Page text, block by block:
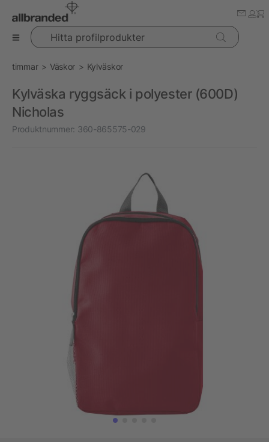
Hitta profilprodukter
timmar Väskor Kylväskor
Kylväska ryggsäck i polyester (600D)
Nicholas
Produktnummer: 360-865575-029